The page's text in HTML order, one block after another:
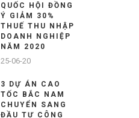
QUỐC HỘI ĐỒNG
Ý GIẢM 30%
THUẾ THU NHẬP
DOANH NGHIỆP
NĂM 2020
25-06-20
3 DỰ ÁN CAO
TỐC BẮC NAM
CHUYỂN SANG
ĐẦU TƯ CÔNG